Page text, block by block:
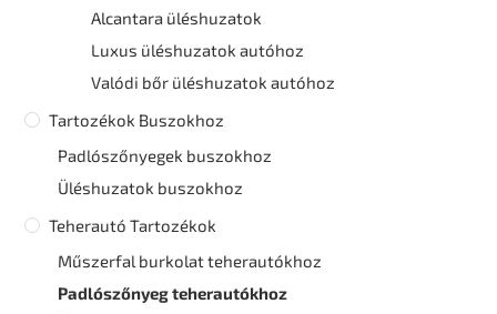
Alcantara üléshuzatok
Luxus üléshuzatok autóhoz
Valódi bőr üléshuzatok autóhoz
Tartozékok Buszokhoz
Padlószőnyegek buszokhoz
Üléshuzatok buszokhoz
Teherautó Tartozékok
Műszerfal burkolat teherautókhoz
Padlószőnyeg teherautókhoz